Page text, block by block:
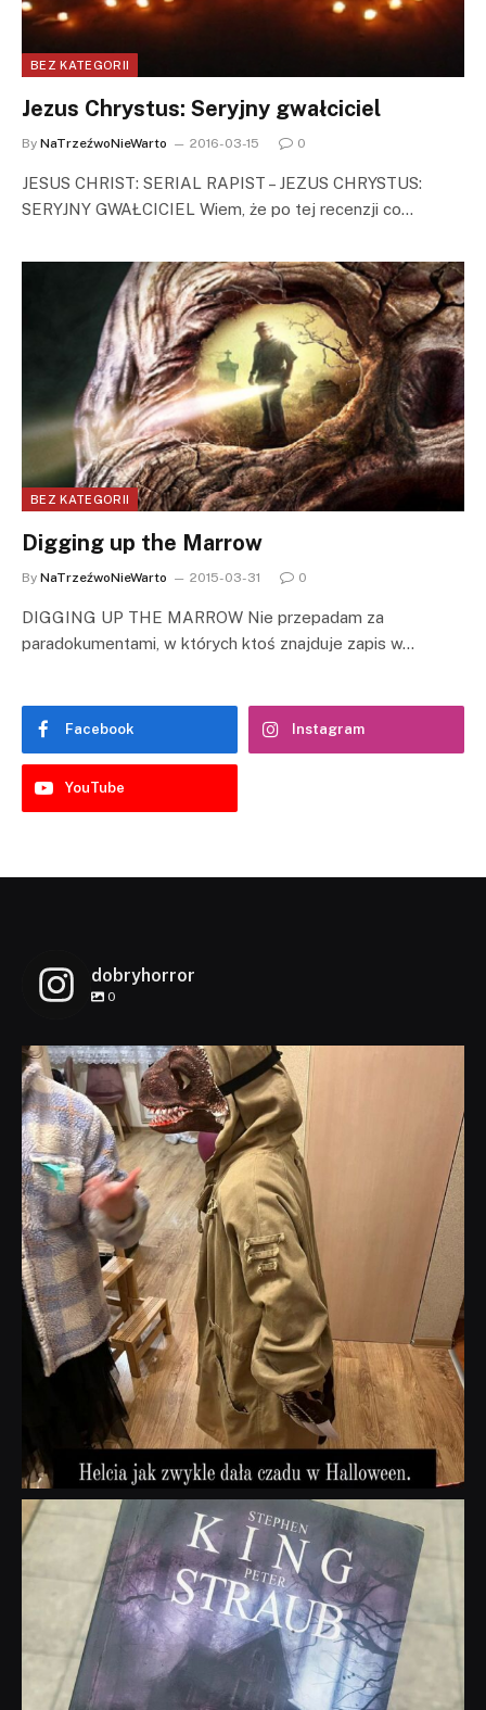
BEZ KATEGORII
Jezus Chrystus: Seryjny gwałciciel
By NaTrzeźwoNieWarto 2016-03-15 0
JESUS CHRIST: SERIAL RAPIST – JEZUS CHRYSTUS:
SERYJNY GWAŁCICIEL Wiem, że po tej recenzji co…
BEZ KATEGORII
Digging up the Marrow
By NaTrzeźwoNieWarto 2015-03-31 0
DIGGING UP THE MARROW Nie przepadam za
paradokumentami, w których ktoś znajduje zapis w…
Facebook Instagram
YouTube
dobryhorror
0
dobryhorror
Lis 1
dobryhorror
Wrz 23